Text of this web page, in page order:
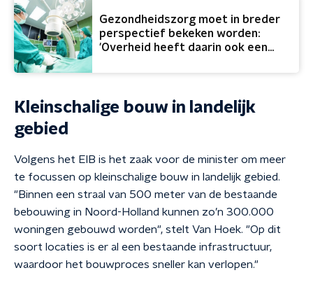
Gezondheidszorg moet in breder
perspectief bekeken worden:
'Overheid heeft daarin ook een
Kleinschalige bouw in landelijk
gebied
Volgens het EIB is het zaak voor de minister om meer
te focussen op kleinschalige bouw in landelijk gebied.
"Binnen een straal van 500 meter van de bestaande
bebouwing in Noord-Holland kunnen zo’n 300.000
woningen gebouwd worden", stelt Van Hoek. "Op dit
soort locaties is er al een bestaande infrastructuur,
waardoor het bouwproces sneller kan verlopen."